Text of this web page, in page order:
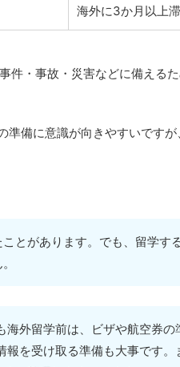
海外に3か月以上
件・事故・災害などに備える
準備に意識が向きやすいです
とがあります。でも、留学す
海外留学前は、ビザや航空券の
報を受け取る準備も大事です